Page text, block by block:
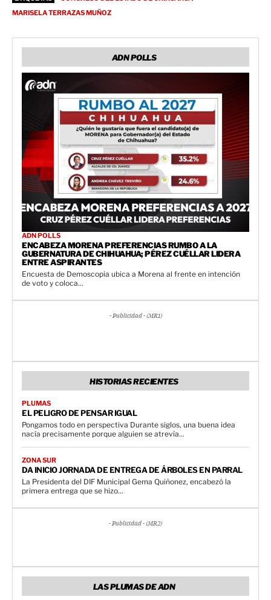
MARISELA TERRAZAS MUÑOZ
ADN POLLS
ADN POLLS
ENCABEZA MORENA PREFERENCIAS RUMBO A LA
GUBERNATURA DE CHIHUAHUA; PÉREZ CUÉLLAR LIDERA
ENTRE ASPIRANTES
Encuesta de Demoscopia ubica a Morena al frente en intención
de voto y coloca...
- Publicidad - (MR1)
HISTORIAS RECIENTES
PLUMAS
EL PELIGRO DE PENSAR IGUAL
Pongamos todo en perspectiva Durante siglos, una buena idea
nacía precisamente porque alguien se atrevía...
ZONA SUR
DA INICIO JORNADA DE ENTREGA DE ÁRBOLES EN PARRAL
La Presidenta del DIF Municipal Gema Quiñonez, encabezó la
primera entrega que se hizo...
- Publicidad - (MR2)
LAS PLUMAS DE ADN